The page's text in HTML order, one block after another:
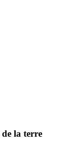
de la terre